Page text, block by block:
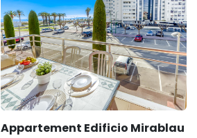
Appartement Edificio Mirablau